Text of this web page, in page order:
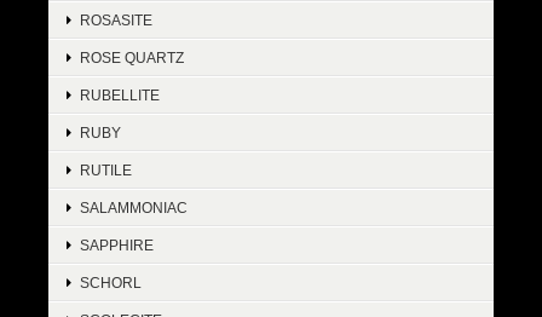
ROSASITE
ROSE QUARTZ
RUBELLITE
RUBY
RUTILE
SALAMMONIAC
SAPPHIRE
SCHORL